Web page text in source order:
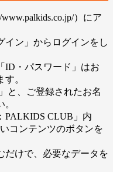
）にア
ン」からログインをし
ID・パスワード」はお
。
と、ご登録されたお名
PALKIDS CLUB」内
コンテンツのボタンを
けで、必要なデータを